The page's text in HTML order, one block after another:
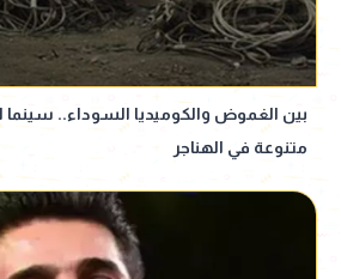
بين الغموض والكوميديا السوداء.. سينما
متنوعة في الهناجر